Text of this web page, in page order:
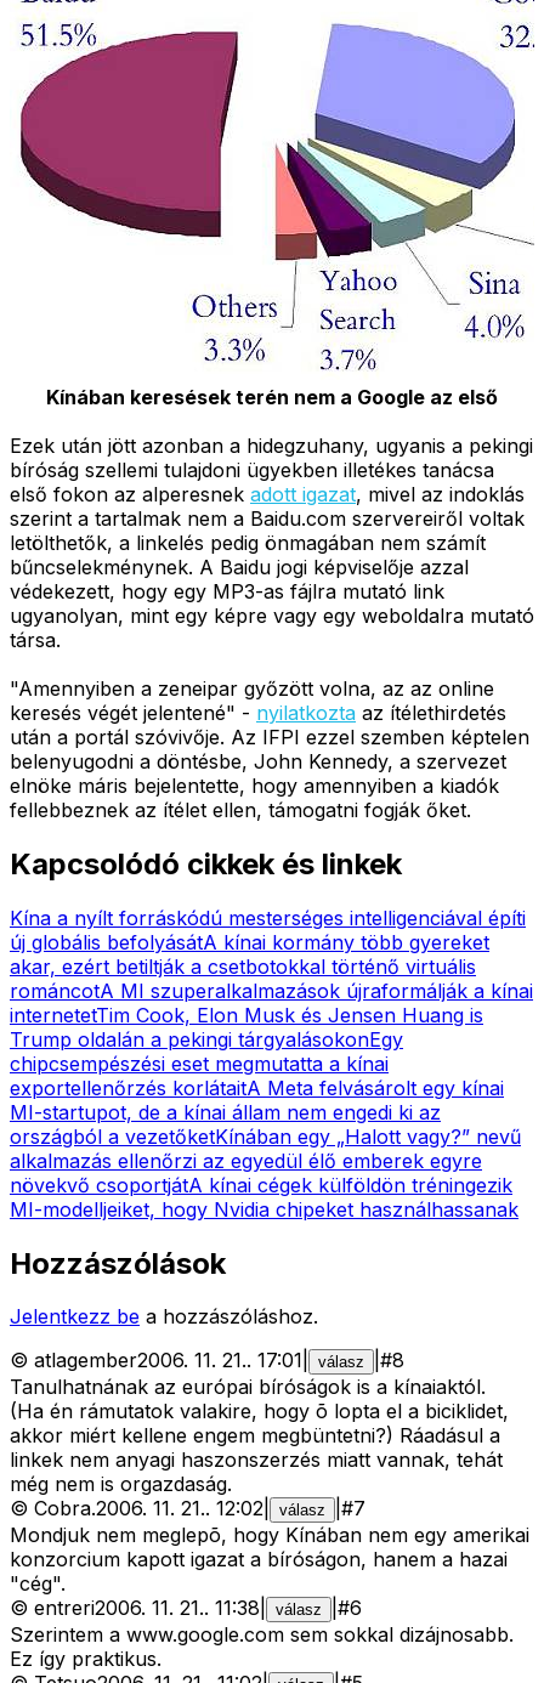
Kínában keresések terén nem a Google az első
Ezek után jött azonban a hidegzuhany, ugyanis a pekingi
bíróság szellemi tulajdoni ügyekben illetékes tanácsa
első fokon az alperesnek adott igazat, mivel az indoklás
szerint a tartalmak nem a Baidu.com szervereiről voltak
letölthetők, a linkelés pedig önmagában nem számít
bűncselekménynek. A Baidu jogi képviselője azzal
védekezett, hogy egy MP3-as fájlra mutató link
ugyanolyan, mint egy képre vagy egy weboldalra mutató
társa.
"Amennyiben a zeneipar győzött volna, az az online
keresés végét jelentené" - nyilatkozta az ítélethirdetés
után a portál szóvivője. Az IFPI ezzel szemben képtelen
belenyugodni a döntésbe, John Kennedy, a szervezet
elnöke máris bejelentette, hogy amennyiben a kiadók
fellebbeznek az ítélet ellen, támogatni fogják őket.
Kapcsolódó cikkek és linkek
Kína a nyílt forráskódú mesterséges intelligenciával építi
új globális befolyásátA kínai kormány több gyereket
akar, ezért betiltják a csetbotokkal történő virtuális
románcotA MI szuperalkalmazások újraformálják a kínai
internetetTim Cook, Elon Musk és Jensen Huang is
Trump oldalán a pekingi tárgyalásokonEgy
chipcsempészési eset megmutatta a kínai
exportellenőrzés korlátaitA Meta felvásárolt egy kínai
MI-startupot, de a kínai állam nem engedi ki az
országból a vezetőketKínában egy „Halott vagy?” nevű
alkalmazás ellenőrzi az egyedül élő emberek egyre
növekvő csoportjátA kínai cégek külföldön tréningezik
MI-modelljeiket, hogy Nvidia chipeket használhassanak
Hozzászólások
Jelentkezz be a hozzászóláshoz.
© atlagember2006. 11. 21.. 17:01 válasz #8
Tanulhatnának az európai bíróságok is a kínaiaktól.
(Ha én rámutatok valakire, hogy õ lopta el a biciklidet,
akkor miért kellene engem megbüntetni?) Ráadásul a
linkek nem anyagi haszonszerzés miatt vannak, tehát
még nem is orgazdaság.
© Cobra.2006. 11. 21.. 12:02 válasz #7
Mondjuk nem meglepõ, hogy Kínában nem egy amerikai
konzorcium kapott igazat a bíróságon, hanem a hazai
"cég".
© entreri2006. 11. 21.. 11:38 válasz #6
Szerintem a www.google.com sem sokkal dizájnosabb.
Ez így praktikus.